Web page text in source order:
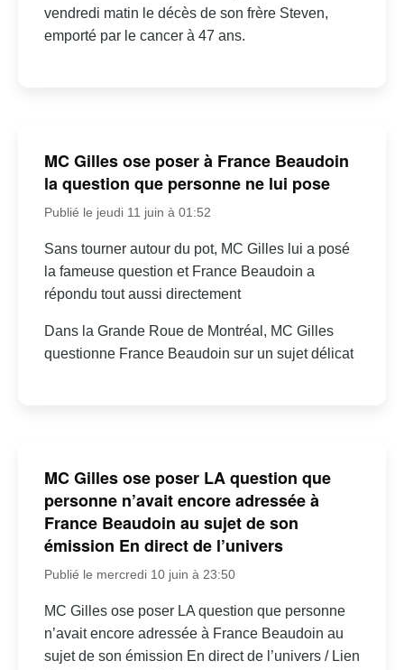
vendredi matin le décès de son frère Steven,
emporté par le cancer à 47 ans.
MC Gilles ose poser à France Beaudoin
la question que personne ne lui pose
Publié le jeudi 11 juin à 01:52
Sans tourner autour du pot, MC Gilles lui a posé
la fameuse question et France Beaudoin a
répondu tout aussi directement
Dans la Grande Roue de Montréal, MC Gilles
questionne France Beaudoin sur un sujet délicat
MC Gilles ose poser LA question que
personne n’avait encore adressée à
France Beaudoin au sujet de son
émission En direct de l’univers
Publié le mercredi 10 juin à 23:50
MC Gilles ose poser LA question que personne
n’avait encore adressée à France Beaudoin au
sujet de son émission En direct de l’univers / Lien